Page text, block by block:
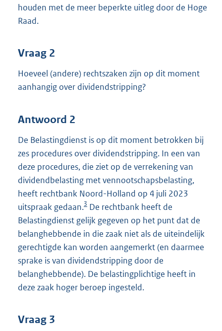
houden met de meer beperkte uitleg door de Hoge
Raad.
Vraag 2
Hoeveel (andere) rechtszaken zijn op dit moment
aanhangig over dividendstripping?
Antwoord 2
De Belastingdienst is op dit moment betrokken bij
zes procedures over dividendstripping. In een van
deze procedures, die ziet op de verrekening van
dividendbelasting met vennootschapsbelasting,
heeft rechtbank Noord-Holland op 4 juli 2023
uitspraak gedaan.3 De rechtbank heeft de
Belastingdienst gelijk gegeven op het punt dat de
belanghebbende in die zaak niet als de uiteindelijk
gerechtigde kan worden aangemerkt (en daarmee
sprake is van dividendstripping door de
belanghebbende). De belastingplichtige heeft in
deze zaak hoger beroep ingesteld.
Vraag 3